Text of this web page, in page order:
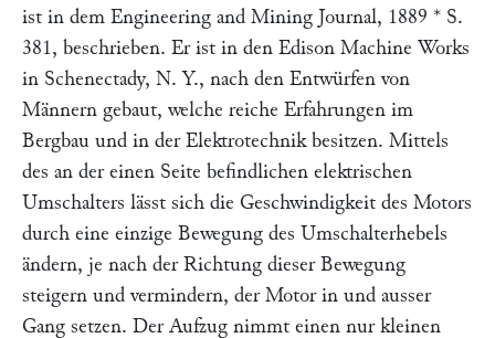
ist in dem Engineering and Mining Journal, 1889 * S.
381, beschrieben. Er ist in den Edison Machine Works
in Schenectady, N. Y., nach den Entwürfen von
Männern gebaut, welche reiche Erfahrungen im
Bergbau und in der Elektrotechnik besitzen. Mittels
des an der einen Seite befindlichen elektrischen
Umschalters lässt sich die Geschwindigkeit des Motors
durch eine einzige Bewegung des Umschalterhebels
ändern, je nach der Richtung dieser Bewegung
steigern und vermindern, der Motor in und ausser
Gang setzen. Der Aufzug nimmt einen nur kleinen